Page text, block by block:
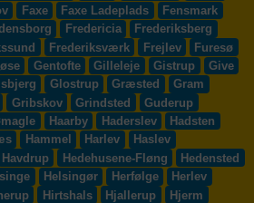
Faxe Faxe Ladeplads
Fensmark
Fredericia
Frederiksberg
Frederiksværk Frejlev
Furesø
Gentofte Gilleleje Gistrup
Give
Glostrup Græsted
Gram
Gribskov Grindsted
Guderup
Haarby Haderslev
Hadsten
Hammel Harlev
Haslev
Havdrup Hedehusene-Fløng
Hedensted
Helsingør Herfølge
Herlev
Hirtshals Hjallerup
Hjerm